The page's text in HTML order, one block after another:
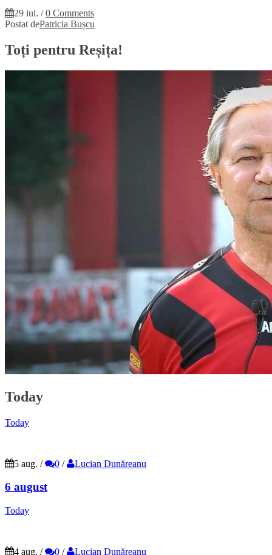
29 iul. / 0 Comments
Postat dePatricia Bușcu
Toți pentru Reșița!
Today
Today
5 aug. / 0 / Lucian Dunăreanu
6 august
Today
4 aug. / 0 / Lucian Dunăreanu